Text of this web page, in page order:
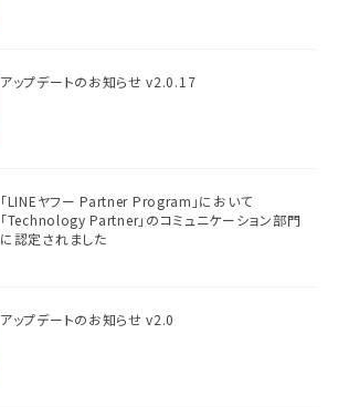
アップデートのお知らせ v2.0.17
「LINEヤフー Partner Program」において
「Technology Partner」のコミュニケーション部門
に認定されました
アップデートのお知らせ v2.0